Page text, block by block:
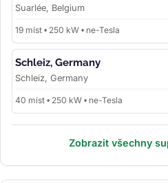
Suarlée, Belgium
19 míst • 250 kW • ne-Tesla
Schleiz, Germany
Schleiz, Germany
40 míst • 250 kW • ne-Tesla
Zobrazit všechny